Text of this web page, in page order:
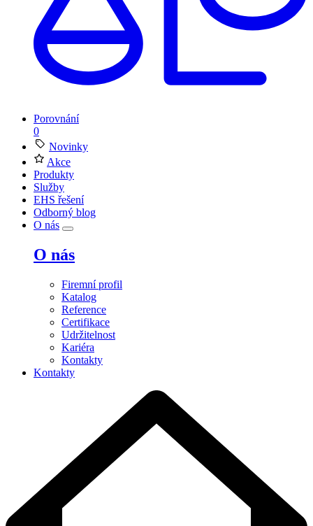
Porovnání
0
Novinky
Akce
Produkty
Služby
EHS řešení
Odborný blog
O nás
O nás
Firemní profil
Katalog
Reference
Certifikace
Udržitelnost
Kariéra
Kontakty
Kontakty